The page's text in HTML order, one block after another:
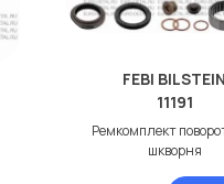
FEBI BILSTEIN
11191
Ремкомплект
шкворня